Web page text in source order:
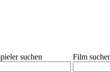
suchen Film